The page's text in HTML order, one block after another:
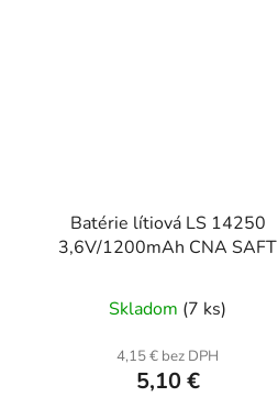
Batérie lítiová LS 14250
3,6V/1200mAh CNA SAFT
Skladom (7 ks)
4,15 € bez DPH
5,10 €